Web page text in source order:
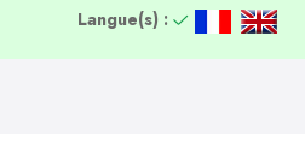
Langue(s) :